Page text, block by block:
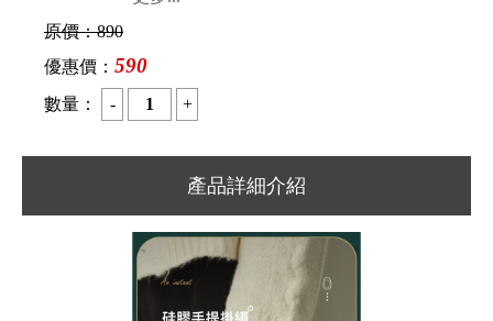
原價：890
優惠價： 590
數量：
產品詳細介紹